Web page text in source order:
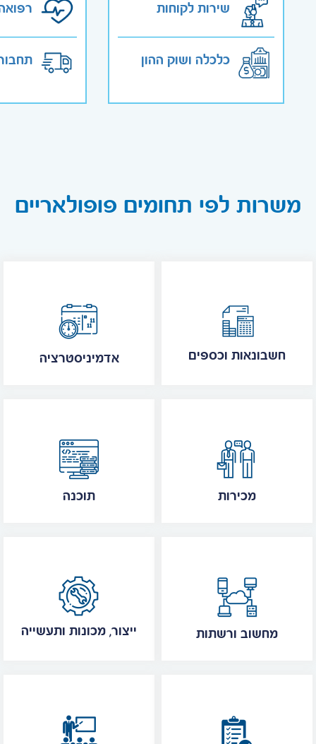
שירות לקוחות
כלכלה ושוק ההון
משרות לפי תחומים פופולאריים
אדמיניסטרציה חשבונאות וכספים
תוכנה מכירות
ייצור, מכונות ותעשייה מחשוב ורשתות